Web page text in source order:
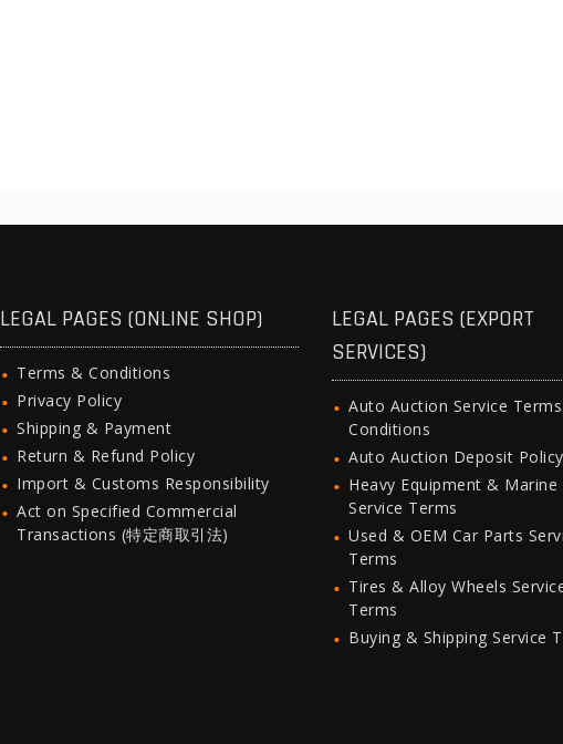
LEGAL PAGES (ONLINE SHOP)
Terms & Conditions
Privacy Policy
Shipping & Payment
Return & Refund Policy
Import & Customs Responsibility
Act on Specified Commercial
Transactions (特定商取引法)
LEGAL PAGES (EXPORT
SERVICES)
Auto Auction Service
Conditions
Auto Auction Deposit Policy
Heavy Equipment & Marine
Service Terms
Used & OEM Car Parts
Terms
Tires & Alloy Wheels
Terms
Buying & Shipping Service